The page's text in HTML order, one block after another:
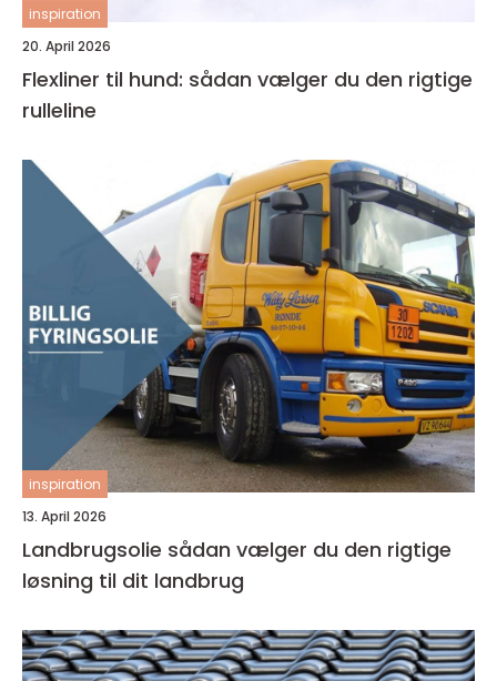
inspiration
20. April 2026
Flexliner til hund: sådan vælger du den rigtige
rulleline
inspiration
13. April 2026
Landbrugsolie sådan vælger du den rigtige
løsning til dit landbrug